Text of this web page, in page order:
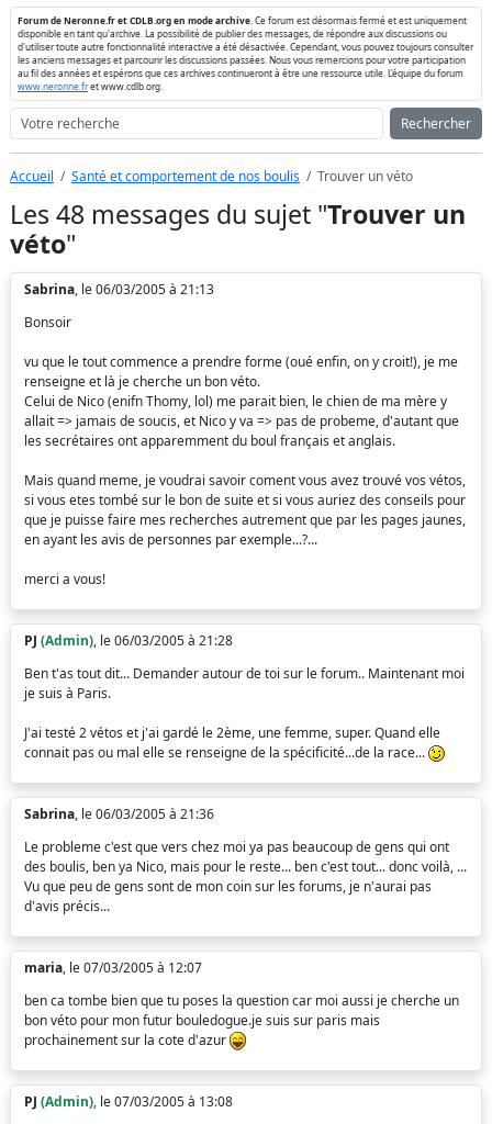
Forum de Neronne.fr et CDLB.org en mode archive . Ce forum est désormais fermé et est uniquement
disponible en tant qu'archive. La possibilité de publier des messages, de répondre aux discussions ou
d'utiliser toute autre fonctionnalité interactive a été désactivée. Cependant, vous pouvez toujours consulter
les anciens messages et parcourir les discussions passées. Nous vous remercions pour votre participation
au fil des années et espérons que ces archives continueront à être une ressource utile. L'équipe du forum
www.neronne.fret www.cdlb.org.
Rechercher
Accueil Santé et comportement de nos boulis Trouver un véto
Les 48 messages du sujet "Trouver un
véto"
Sabrina, le 06/03/2005 à 21:13
Bonsoir
vu que le tout commence a prendre forme (oué enfin, on y croit!), je me
renseigne et là je cherche un bon véto.
Celui de Nico (enifn Thomy, lol) me parait bien, le chien de ma mère y
allait => jamais de soucis, et Nico y va => pas de probeme, d'autant que
les secrétaires ont apparemment du boul français et anglais.
Mais quand meme, je voudrai savoir coment vous avez trouvé vos vétos,
si vous etes tombé sur le bon de suite et si vous auriez des conseils pour
que je puisse faire mes recherches autrement que par les pages jaunes,
en ayant les avis de personnes par exemple...?...
merci a vous!
PJ (Admin), le 06/03/2005 à 21:28
Ben t'as tout dit... Demander autour de toi sur le forum.. Maintenant moi
je suis à Paris.
J'ai testé 2 vétos et j'ai gardé le 2ème, une femme, super. Quand elle
connait pas ou mal elle se renseigne de la spécificité...de la race...
Sabrina, le 06/03/2005 à 21:36
Le probleme c'est que vers chez moi ya pas beaucoup de gens qui ont
des boulis, ben ya Nico, mais pour le reste... ben c'est tout... donc voilà, ...
Vu que peu de gens sont de mon coin sur les forums, je n'aurai pas
d'avis précis...
maria, le 07/03/2005 à 12:07
ben ca tombe bien que tu poses la question car moi aussi je cherche un
bon véto pour mon futur bouledogue.je suis sur paris mais
prochainement sur la cote d'azur
PJ (Admin), le 07/03/2005 à 13:08